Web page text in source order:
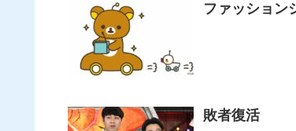
ファッション
敗者復活